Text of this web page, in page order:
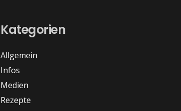
Kategorien
Allgemein
Infos
Medien
Rezepte